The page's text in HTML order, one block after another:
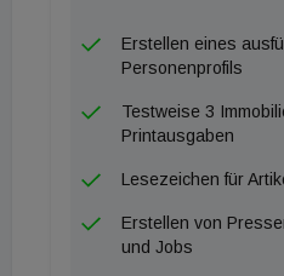
Besonders brenzlig wird es
Gewerbeimmobilien: Hier
Kreditausfälle in den
Mittlerweile gilt fast jeder
Wohnbau als notleidend.
Risikopuffer, um für
Erstellen eines
Personenprofils
Testweise 3
Printausgaben
Lesezeichen für
Erstellen von
und Jobs